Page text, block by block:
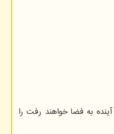
که در آینده به فضا خواهند رفت را